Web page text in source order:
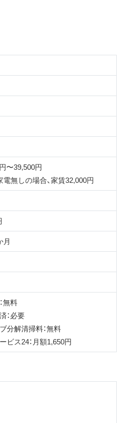
〜39,500円
電無しの場合、家賃32,000円
月
無料
：必要
分解清掃料：無料
ビス24：月額1,650円